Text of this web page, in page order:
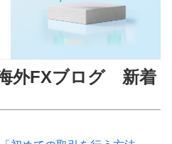
外FXブログ 新着